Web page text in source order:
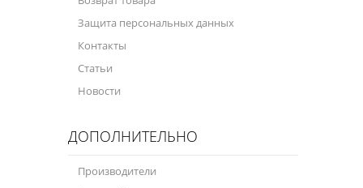
Защита персональных данных
Контакты
Статьи
Новости
ДОПОЛНИТЕЛЬНО
Производители